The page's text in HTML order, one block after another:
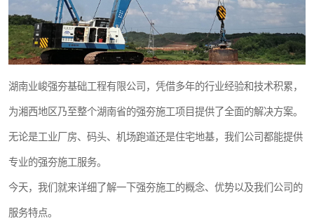
湖南业峻强夯基础工程有限公司，凭借多年的行业经验和技术积累，
为湘西地区乃至整个湖南省的强夯施工项目提供了全面的解决方案。
无论是工业厂房、码头、机场跑道还是住宅地基，我们公司都能提供
专业的强夯施工服务。
今天，我们就来详细了解一下强夯施工的概念、优势以及我们公司的
服务特点。